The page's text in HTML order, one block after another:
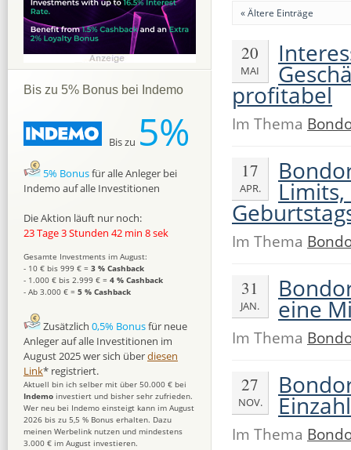
« Ältere Einträge
20
MAI
profitabel
Im Thema
17
APR.
Im Thema
31
JAN. eine
Im Thema
27
NOV.
Im Thema
Bis zu 5% Bonus bei Indemo
Bis zu 5%
5% Bonusfür alle Anleger bei
Indemo auf alle Investitionen
Die Aktion läuft nur noch:
23 Tage 3 Stunden 42 min 7 sek
Gesamte Investments im August:
- 10 € bis 999 € = 3 % Cashback
- 1.000 € bis 2.999 € = 4 % Cashback
- Ab 3.000 € = 5 % Cashback
Zusätzlich 0,5% Bonusfür neue
Anleger auf alle Investitionen im
August 2025 wer sich überdiesen
Link* registriert.
Aktuell bin ich selber mit über 50.000 € bei
Indemo investiert und bisher sehr zufrieden.
Wer neu bei Indemo einsteigt kann im August
2026 bis zu 5,5 % Bonus erhalten. Dazu
meinen Werbelink nutzen und mindestens
3.000 € im August investieren.